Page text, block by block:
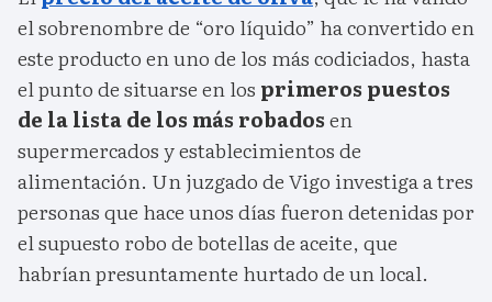
el sobrenombre de “oro líquido” ha convertido en
este producto en uno de los más codiciados, hasta
el punto de situarse en los primeros puestos
de la lista de los más robadosen
supermercados y establecimientos de
alimentación. Un juzgado de Vigo investiga a tres
personas que hace unos días fueron detenidas por
el supuesto robo de botellas de aceite, que
habrían presuntamente hurtado de un local.